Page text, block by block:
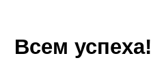
Всем успеха!